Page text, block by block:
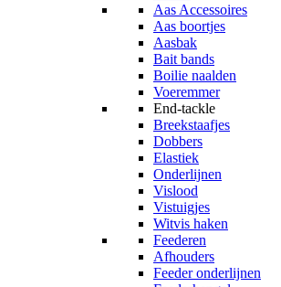
Aas Accessoires
Aas boortjes
Aasbak
Bait bands
Boilie naalden
Voeremmer
End-tackle
Breekstaafjes
Dobbers
Elastiek
Onderlijnen
Vislood
Vistuigjes
Witvis haken
Feederen
Afhouders
Feeder onderlijnen